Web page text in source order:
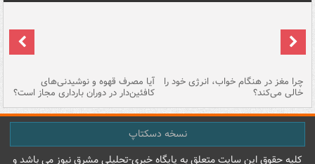
چرا مغز در هنگام خواب، انرژی خود را
خالی می‌کند؟
آیا مصرف قهوه و نوشیدنی‌های
کافئین‌دار در دوران بارداری مجاز است؟
نسخه دسکتاپ
کليه حقوق اين سايت متعلق به پایگاه خبري-تحليلي مشرق نيوز می باشد و